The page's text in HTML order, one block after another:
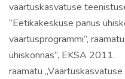
väärtuskasvatuse
“Eetikakeskuse panus
väärtusprogrammi”,
ühiskonnas”, EKSA 2011.
raamatu